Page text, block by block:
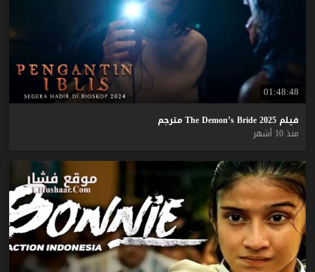
01:48:48
فيلم The Demon’s Bride 2025
مترجم
منذ 10 أشهر